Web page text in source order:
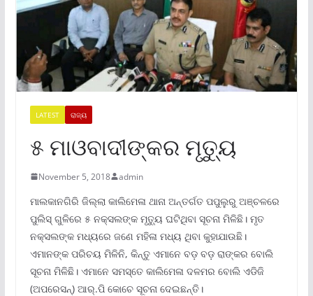
LATEST ରାଜ୍ୟ
୫ ମାଓବାଦୀଙ୍କର ମୃତ୍ୟୁ
November 5, 2018 admin
ମାଲକାନଗିରି ଜିଲ୍ଲା କାଲିମେଳା ଥାନା ଅନ୍ତର୍ଗତ ପପୁଲୁରୁ ଅଞ୍ଚଳରେ
ପୁଲିସ୍ ଗୁଳିରେ ୫ ନକ୍ସଲଙ୍କ ମୃତ୍ୟୁ ଘଟିଥିବା ସୂଚନା ମିଳିଛି। ମୃତ
ନକ୍ସଲଙ୍କ ମଧ୍ୟରେ ଜଣେ ମହିଳା ମଧ୍ୟ ଥିବା କୁହାଯାଉଛି।
ଏମାନଙ୍କ ପରିଚୟ ମିଳିନି, କିନ୍ତୁ ଏମାନେ ବଡ଼ ବଡ଼ ରାଙ୍କର ବୋଲି
ସୂଚନା ମିଳିଛି। ଏମାନେ ସମସ୍ତେ କାଲିମେଳା ଦଳମର ବୋଲି ଏଡିଜି
(ଅପରେସନ୍) ଆର୍.ପି କୋଚେ ସୂଚନା ଦେଇଛନ୍ତି।